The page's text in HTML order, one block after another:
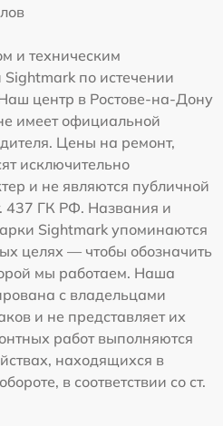
и техническим
по истечении
центр в Ростове-на-Дону
имеет официальной
Цены на ремонт,
исключительно
и не являются публичной
437 ГК РФ. Названия и
Sightmark упоминаются
целях — чтобы обозначить
мы работаем. Наша
с владельцами
и не представляет их
работ выполняются
находящихся в
в соответствии со ст.